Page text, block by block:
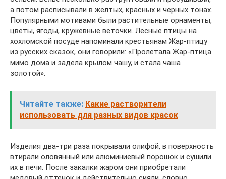
а потом расписывали в желтых, красных и черных тонах.
Популярными мотивами были растительные орнаменты,
цветы, ягоды, кружевные веточки. Лесные птицы на
хохломской посуде напоминали крестьянам Жар-птицу
из русских сказок, они говорили: «Пролетала Жар-птица
мимо дома и задела крылом чашу, и стала чаша
золотой».
Читайте также: Какие растворители
использовать для разных видов красок
Изделия два-три раза покрывали олифой, в поверхность
втирали оловянный или алюминиевый порошок и сушили
их в печи. После закалки жаром они приобретали